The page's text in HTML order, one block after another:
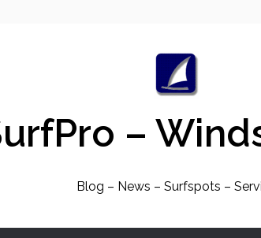
–
Blog – News – Surfspots –